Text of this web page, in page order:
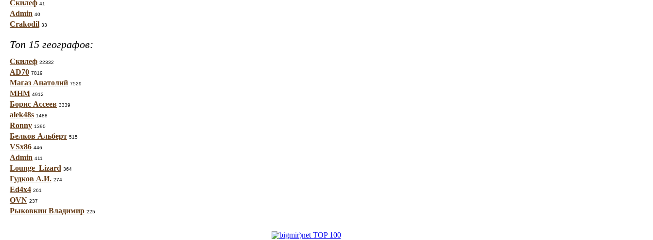
Скилеф 41
Admin 40
Crakodil 33
Топ 15 географов:
Скилеф 22332
AD70 7819
Магаз Анатолий 7529
МНМ 4912
Борис Ассеев 3339
alek48s 1488
Ronny 1390
Белков Альберт 515
VSx86 446
Admin 411
Lounge_Lizard 364
Гудков А.И. 274
Ed4x4 261
OVN 237
Рыковкин Владимир 225